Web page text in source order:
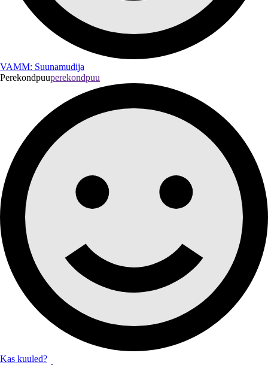
VAMM: Suunamudija
Perekondpuuperekondpuu
Kas kuuled?